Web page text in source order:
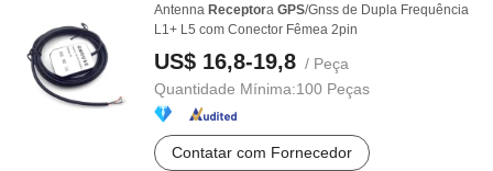
Antenna Receptora GPS/Gnss de Dupla Frequência
L1+ L5 com Conector Fêmea 2pin
US$ 16,8-19,8 / Peça
Quantidade Mínima:100 Peças
Contatar com Fornecedor